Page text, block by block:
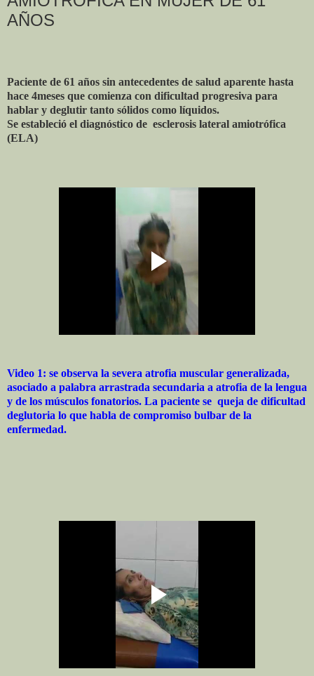
AÑOS
Paciente de 61 años sin antecedentes de salud aparente hasta
hace 4meses que comienza con dificultad progresiva para
hablar y deglutir tanto sólidos como líquidos.
Se estableció el diagnóstico de esclerosis lateral amiotrófica
(ELA)
Video 1: se observa la severa atrofia muscular generalizada,
asociado a palabra arrastrada secundaria a atrofia de la lengua
y de los músculos fonatorios. La paciente se queja de dificultad
deglutoria lo que habla de compromiso bulbar de la
enfermedad.